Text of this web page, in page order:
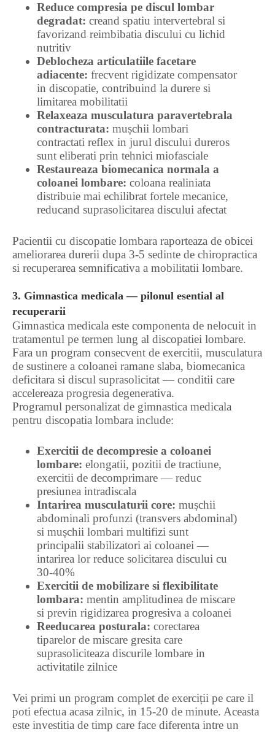
Reduce compresia pe discul lombar
degradat: creand spatiu intervertebral si
favorizand reimbibatia discului cu lichid
nutritiv
Deblocheza articulatiile facetare
adiacente: frecvent rigidizate compensator
in discopatie, contribuind la durere si
limitarea mobilitatii
Relaxeaza musculatura paravertebrala
contracturata: mușchii lombari
contractati reflex in jurul discului dureros
sunt eliberati prin tehnici miofasciale
Restaureaza biomecanica normala a
coloanei lombare: coloana realiniata
distribuie mai echilibrat fortele mecanice,
reducand suprasolicitarea discului afectat
Pacientii cu discopatie lombara raporteaza de obicei
ameliorarea durerii dupa 3-5 sedinte de chiropractica
si recuperarea semnificativa a mobilitatii lombare.
3. Gimnastica medicala — pilonul esential al
recuperarii
Gimnastica medicala este componenta de nelocuit in
tratamentul pe termen lung al discopatiei lombare.
Fara un program consecvent de exercitii, musculatura
de sustinere a coloanei ramane slaba, biomecanica
deficitara si discul suprasolicitat — conditii care
accelereaza progresia degenerativa.
Programul personalizat de gimnastica medicala
pentru discopatia lombara include:
Exercitii de decompresie a coloanei
lombare: elongatii, pozitii de tractiune,
exercitii de decomprimare — reduc
presiunea intradiscala
Intarirea musculaturii core: mușchii
abdominali profunzi (transvers abdominal)
si mușchii lombari multifizi sunt
principalii stabilizatori ai coloanei —
intarirea lor reduce solicitarea discului cu
30-40%
Exercitii de mobilizare si flexibilitate
lombara: mentin amplitudinea de miscare
si previn rigidizarea progresiva a coloanei
Reeducarea posturala: corectarea
tiparelor de miscare gresita care
suprasoliciteaza discurile lombare in
activitatile zilnice
Vei primi un program complet de exerciții pe care il
poti efectua acasa zilnic, in 15-20 de minute. Aceasta
este investitia de timp care face diferenta intre un